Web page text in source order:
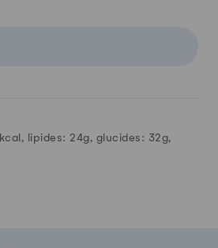
kcal, lipides: 24g, glucides: 32g,